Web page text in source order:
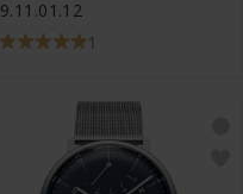
9.11.01.12
1